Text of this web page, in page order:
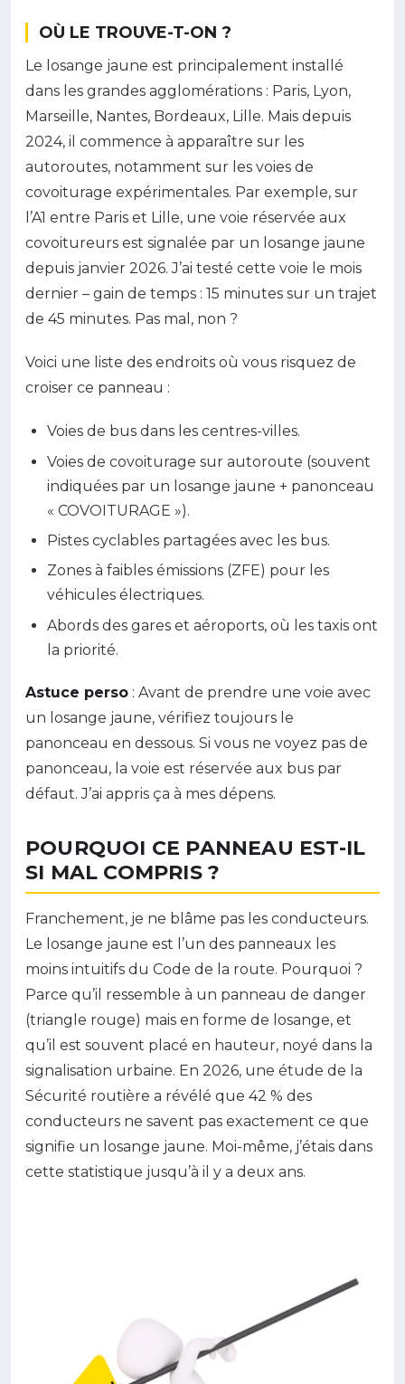
OÙ LE TROUVE-T-ON ?
Le losange jaune est principalement installé
dans les grandes agglomérations : Paris, Lyon,
Marseille, Nantes, Bordeaux, Lille. Mais depuis
2024, il commence à apparaître sur les
autoroutes, notamment sur les voies de
covoiturage expérimentales. Par exemple, sur
l’A1 entre Paris et Lille, une voie réservée aux
covoitureurs est signalée par un losange jaune
depuis janvier 2026. J’ai testé cette voie le mois
dernier – gain de temps : 15 minutes sur un trajet
de 45 minutes. Pas mal, non ?
Voici une liste des endroits où vous risquez de
croiser ce panneau :
Voies de bus dans les centres-villes.
Voies de covoiturage sur autoroute (souvent
indiquées par un losange jaune + panonceau
« COVOITURAGE »).
Pistes cyclables partagées avec les bus.
Zones à faibles émissions (ZFE) pour les
véhicules électriques.
Abords des gares et aéroports, où les taxis ont
la priorité.
Astuce perso : Avant de prendre une voie avec
un losange jaune, vérifiez toujours le
panonceau en dessous. Si vous ne voyez pas de
panonceau, la voie est réservée aux bus par
défaut. J’ai appris ça à mes dépens.
POURQUOI CE PANNEAU EST-IL
SI MAL COMPRIS ?
Franchement, je ne blâme pas les conducteurs.
Le losange jaune est l’un des panneaux les
moins intuitifs du Code de la route. Pourquoi ?
Parce qu’il ressemble à un panneau de danger
(triangle rouge) mais en forme de losange, et
qu’il est souvent placé en hauteur, noyé dans la
signalisation urbaine. En 2026, une étude de la
Sécurité routière a révélé que 42 % des
conducteurs ne savent pas exactement ce que
signifie un losange jaune. Moi-même, j’étais dans
cette statistique jusqu’à il y a deux ans.